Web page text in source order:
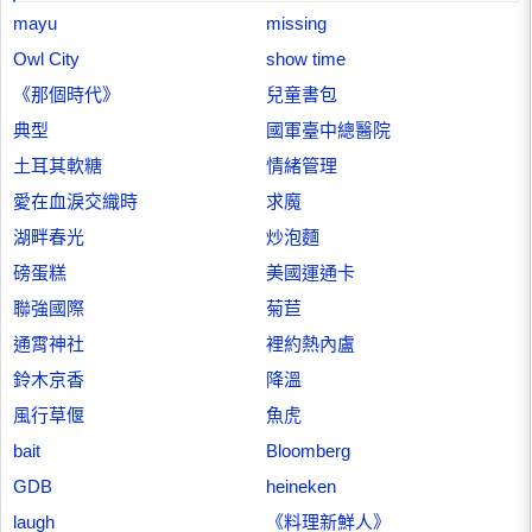
mayu
missing
Owl City
show time
《那個時代》
兒童書包
典型
國軍臺中總醫院
土耳其軟糖
情緒管理
愛在血淚交織時
求魔
湖畔春光
炒泡麵
磅蛋糕
美國運通卡
聯強國際
菊苣
通霄神社
裡約熱內盧
鈴木京香
降溫
風行草偃
魚虎
bait
Bloomberg
GDB
heineken
laugh
《料理新鮮人》